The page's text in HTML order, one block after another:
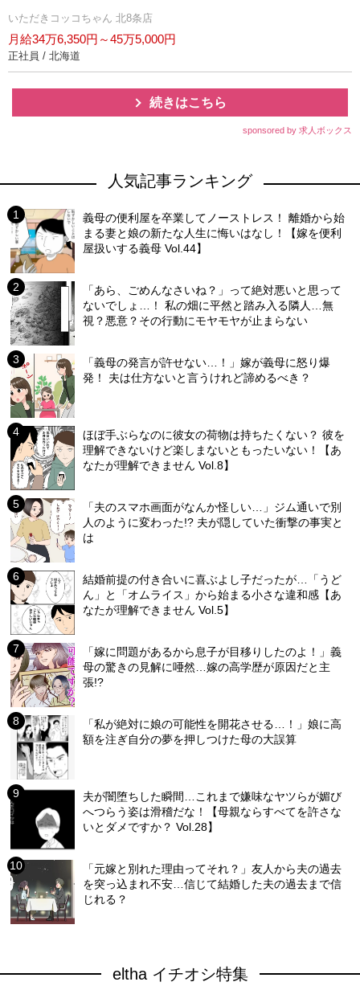
いただきコッコちゃん 北8条店
月給34万6,350円～45万5,000円
正社員 / 北海道
続きはこちら
sponsored by 求人ボックス
人気記事ランキング
義母の便利屋を卒業してノーストレス！ 離婚から始
まる妻と娘の新たな人生に悔いはなし！【嫁を便利
屋扱いする義母 Vol.44】
「あら、ごめんなさいね？」って絶対悪いと思って
ないでしょ…！ 私の畑に平然と踏み入る隣人…無
視？悪意？その行動にモヤモヤが止まらない
「義母の発言が許せない…！」嫁が義母に怒り爆
発！ 夫は仕方ないと言うけれど諦めるべき？
ほぼ手ぶらなのに彼女の荷物は持ちたくない？ 彼を
理解できないけど楽しまないともったいない！【あ
なたが理解できません Vol.8】
「夫のスマホ画面がなんか怪しい…」ジム通いで別
人のように変わった!? 夫が隠していた衝撃の事実と
は
結婚前提の付き合いに喜ぶよし子だったが…「うど
ん」と「オムライス」から始まる小さな違和感【あ
なたが理解できません Vol.5】
「嫁に問題があるから息子が目移りしたのよ！」義
母の驚きの見解に唖然…嫁の高学歴が原因だと主
張!?
「私が絶対に娘の可能性を開花させる…！」娘に高
額を注ぎ自分の夢を押しつけた母の大誤算
夫が闇堕ちした瞬間…これまで嫌味なヤツらが媚び
へつらう姿は滑稽だな！【母親ならすべてを許さな
いとダメですか？ Vol.28】
「元嫁と別れた理由ってそれ？」友人から夫の過去
を突っ込まれ不安…信じて結婚した夫の過去まで信
じれる？
eltha イチオシ特集